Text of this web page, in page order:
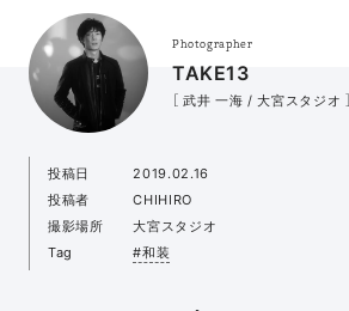
Photographer
TAKE13
［ 武井 一海 / 大宮スタジオ ］
投稿日
2019.02.16
投稿者
CHIHIRO
撮影場所
大宮スタジオ
Tag
#和装